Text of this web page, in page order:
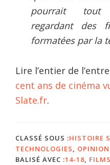
pourrait tout
regardant des
formatées par la
Lire l’entier de
cent ans de cinéma
Slate.fr.
CLASSÉ SOUS :HISTOIRE
TECHNOLOGIES,
BALISÉ AVEC :14-18,